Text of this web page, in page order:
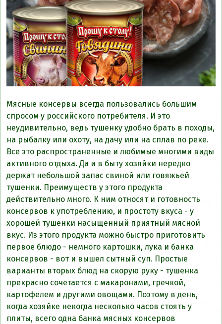
Мясные консервы всегда пользовались большим
спросом у российского потребителя. И это
неудивительно, ведь тушенку удобно брать в походы,
на рыбалку или охоту, на дачу или на сплав по реке.
Все это распространенные и любимые многими виды
активного отдыха. Да и в быту хозяйки нередко
держат небольшой запас свиной или говяжьей
тушенки. Преимуществ у этого продукта
действительно много. К ним относят и готовность
консервов к употреблению, и простоту вкуса - у
хорошей тушенки насыщенный приятный мясной
вкус. Из этого продукта можно быстро приготовить
первое блюдо - немного картошки, лука и банка
консервов - вот и вышел сытный суп. Простые
варианты вторых блюд на скорую руку - тушенка
прекрасно сочетается с макаронами, гречкой,
картофелем и другими овощами. Поэтому в день,
когда хозяйке некогда несколько часов стоять у
плиты, всего одна банка мясных консервов